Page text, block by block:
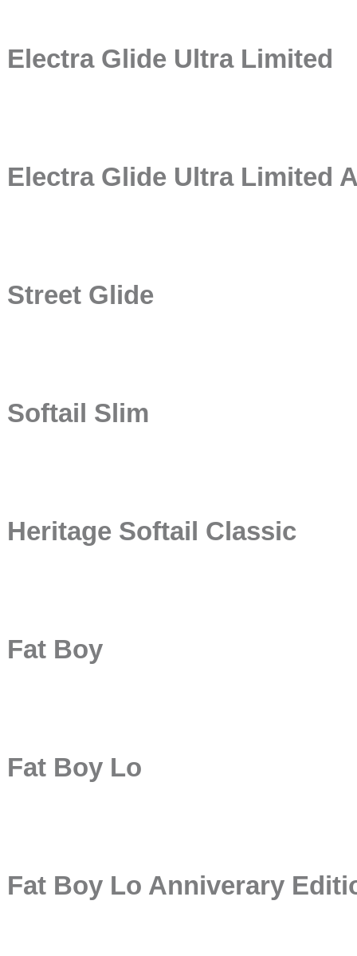
Electra Glide Ultra Limited
Electra Glide Ultra Limited
Street Glide
Softail Slim
Heritage Softail Classic
Fat Boy
Fat Boy Lo
Fat Boy Lo Anniverary